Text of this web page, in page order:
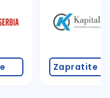
Zapratite